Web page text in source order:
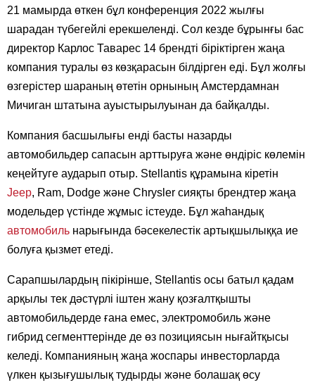
21 мамырда өткен бұл конференция 2022 жылғы
шарадан түбегейлі ерекшеленді. Сол кезде бұрынғы бас
директор Карлос Таварес 14 брендті біріктірген жаңа
компания туралы өз көзқарасын білдірген еді. Бұл жолғы
өзгерістер шараның өтетін орнының Амстердамнан
Мичиган штатына ауыстырылуынан да байқалды.
Компания басшылығы енді басты назарды
автомобильдер сапасын арттыруға және өндіріс көлемін
кеңейтуге аударып отыр. Stellantis құрамына кіретін
Jeep, Ram, Dodge және Chrysler сияқты брендтер жаңа
модельдер үстінде жұмыс істеуде. Бұл жаһандық
автомобиль нарығында бәсекелестік артықшылыққа ие
болуға қызмет етеді.
Сарапшылардың пікірінше, Stellantis осы батыл қадам
арқылы тек дәстүрлі іштен жану қозғалтқышты
автомобильдерде ғана емес, электромобиль және
гибрид сегменттерінде де өз позициясын нығайтқысы
келеді. Компанияның жаңа жоспары инвесторларда
үлкен қызығушылық тудырды және болашақ өсу